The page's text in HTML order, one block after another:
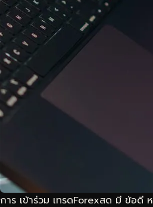
การ เข้าร่วม เทรดForexสด มี ข้อดี